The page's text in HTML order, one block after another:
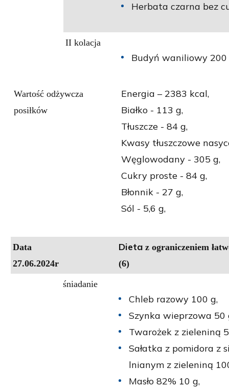
Herbata czarna bez
II kolacja
Budyń waniliowy 200
Wartość odżywcza
posiłków
Energia – 2383 kcal,
Białko - 113 g,
Tłuszcze - 84 g,
Kwasy tłuszczowe
Węglowodany - 305 g,
Cukry proste - 84 g,
Błonnik - 27 g,
Sól - 5,6 g,
Data
27.06.2024r
Dieta z ograniczeniem
(6)
śniadanie
Chleb razowy 100 g,
Szynka wieprzowa 50
Twarożek z zieleniną
Sałatka z pomidora z
lnianym z zieleniną
Masło 82% 10 g,